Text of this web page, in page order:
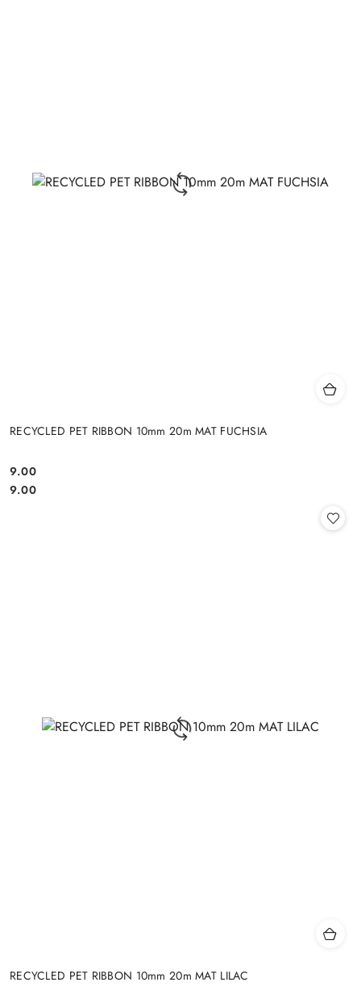
RECYCLED PET RIBBON 10mm 20m MAT FUCHSIA
Cena:
9.00
Cena:
9.00
RECYCLED PET RIBBON 10mm 20m MAT LILAC